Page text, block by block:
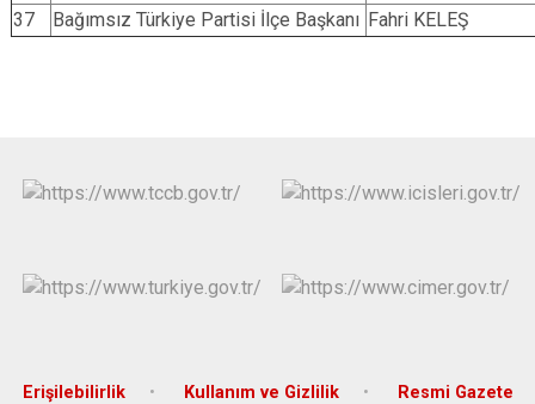
37
Bağımsız Türkiye Partisi İlçe Başkanı Fahri KELEŞ
Erişilebilirlik Kullanım ve Gizlilik Resmi Gazete